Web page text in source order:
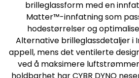
brilleglassform med en
Matter™-innfatning som
hodestørrelser og
Alternative brilleglassdetaljer i
appell, mens det ventilerte
ved å maksimere